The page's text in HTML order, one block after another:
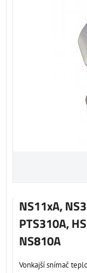
NS11xA,
PTS310A,
NS810A
Vonkajší snímač